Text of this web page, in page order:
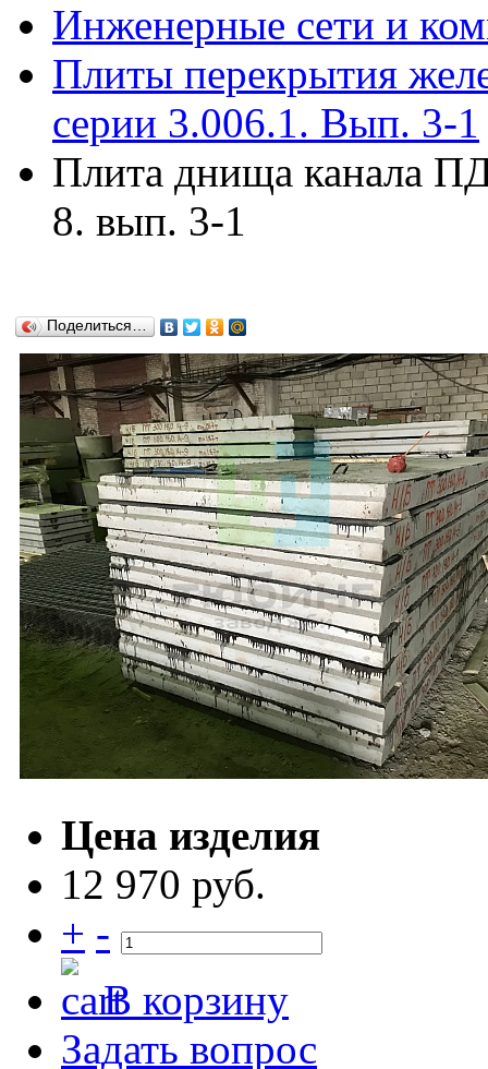
Инженерные сети и
Плиты перекрытия
серии 3.006.1. Вып. 3-1
Плита днища канала
8. вып. 3-1
Поделиться…
Цена изделия
12 970 руб.
+ -
В корзину
Задать вопрос